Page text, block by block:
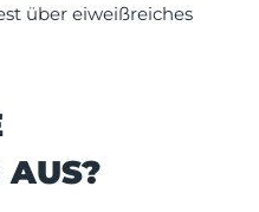
über eiweißreiches
AUS?